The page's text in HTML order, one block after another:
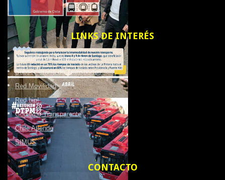
LINKSDE INTERÉS
Ministerio de Transportes
Subsecretaría de Transportes
Red Movilidad
Red bip!
Gobierno Transparente
Chile Atiende
SIMUS
CONTACTO